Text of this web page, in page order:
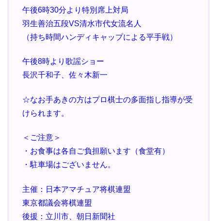
午後6時30分より特別席上対局
羽生善治五段VS清水市代女流名人
（持ち時間ハンディキャップによる平手戦）
午後8時より歌謡ショー
長沢千和子、佐々木新一
☆なお手あきの方はプロ棋士の多面指し指導が受
けられます。
＜ご注意＞
・お食事は各自ご負担願います（食堂有）
・駐車場はございません。
主催：日本アマチュア将棋連盟
東京都議会将棋連盟
後援：立川市、朝日新聞社